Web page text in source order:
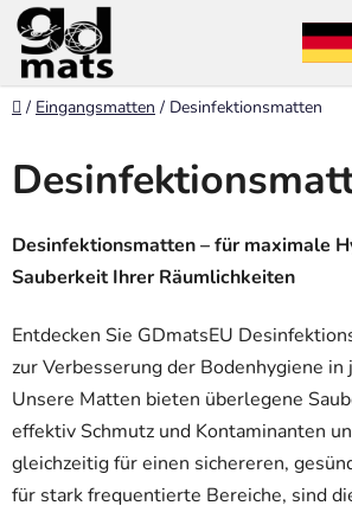
Zum
Inhalt
springen
Startseite
/ Eingangsmatten / Desinfektionsmatten
Desinfektionsmatten – für maximale
Sauberkeit Ihrer Räumlichkeiten
Entdecken Sie GDmatsEU
zur Verbesserung der Bodenhygiene in
Unsere Matten bieten überlegene
effektiv Schmutz und Kontaminanten
gleichzeitig für einen sichereren,
für stark frequentierte Bereiche, sind